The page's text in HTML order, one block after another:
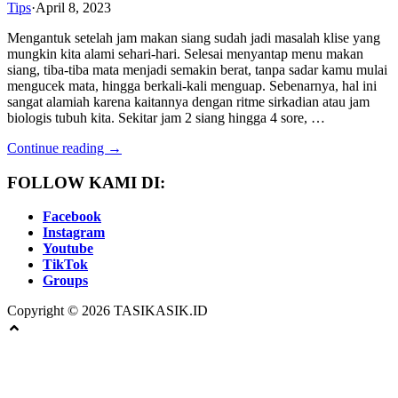
Tips·April 8, 2023
Mengantuk setelah jam makan siang sudah jadi masalah klise yang
mungkin kita alami sehari-hari. Selesai menyantap menu makan
siang, tiba-tiba mata menjadi semakin berat, tanpa sadar kamu mulai
mengucek mata, hingga berkali-kali menguap. Sebenarnya, hal ini
sangat alamiah karena kaitannya dengan ritme sirkadian atau jam
biologis tubuh kita. Sekitar jam 2 siang hingga 4 sore, …
Continue reading →
FOLLOW KAMI DI:
Facebook
Instagram
Youtube
TikTok
Groups
Copyright © 2026 TASIKASIK.ID